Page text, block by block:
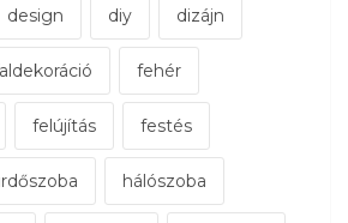
design diy dizájn
fehér
felújítás festés
hálószoba